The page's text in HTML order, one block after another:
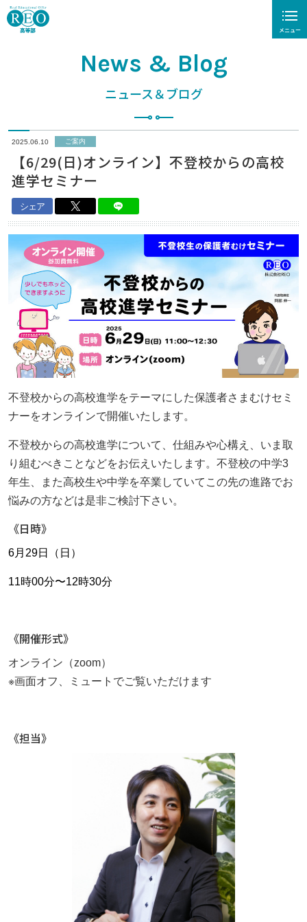
メニュー
REO高等部について
REO高の学び
入学案内
保護者さまの声
個別説明会
資料請求・お問い合わせ
ニュース＆ブログ
REO高等部の日常
REOちゃんねる
ご案内
REO高等部について
REO高等部の日常
保護者さまへ
ご本人さまへ
お役立ち情報
未分類
0120-100-395
月～金曜日（祝祭日を除く）
10：00～ 18：00
News & Blog
ニュース＆ブログ
2025.06.10 ご案内
【6/29(日)オンライン】不登校からの高校
進学セミナー
シェア
不登校からの高校進学をテーマにした保護者さまむけセミ
ナーをオンラインで開催いたします。
不登校からの高校進学について、仕組みや心構え、いま取
り組むべきことなどをお伝えいたします。不登校の中学3
年生、また高校生や中学を卒業していてこの先の進路でお
悩みの方などは是非ご検討下さい。
《日時》
6月29日（日）
11時00分〜12時30分
《開催形式》
オンライン（zoom）
※画面オフ、ミュートでご覧いただけます
《担当》